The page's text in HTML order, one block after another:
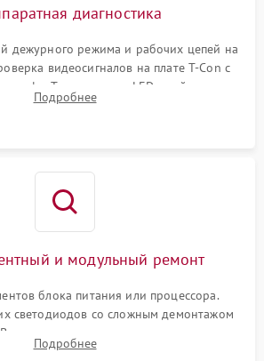
диагностика
дежурного режима и рабочих цепей на
видеосигналов на плате T-Con с
Тестирование LED-драйвера и
планок подсветки мультиметром.
Подробнее
и модульный ремонт
блока питания или процессора.
светодиодов со сложным демонтажом
поврежденных дорожек,
микросхем памяти EEPROM
Подробнее